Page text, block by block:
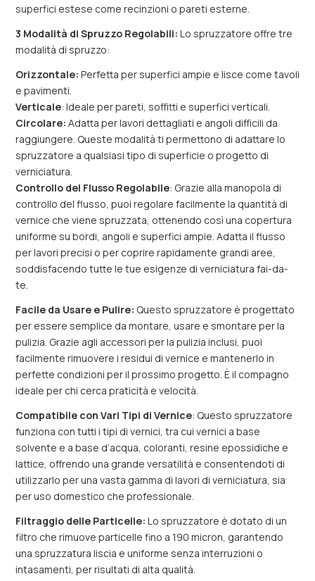
superfici estese come recinzioni o pareti esterne.
3 Modalità di Spruzzo Regolabili: Lo spruzzatore offre tre
modalità di spruzzo:
Orizzontale: Perfetta per superfici ampie e lisce come tavoli
e pavimenti.
Verticale: Ideale per pareti, soffitti e superfici verticali.
Circolare: Adatta per lavori dettagliati e angoli difficili da
raggiungere. Queste modalità ti permettono di adattare lo
spruzzatore a qualsiasi tipo di superficie o progetto di
verniciatura.
Controllo del Flusso Regolabile: Grazie alla manopola di
controllo del flusso, puoi regolare facilmente la quantità di
vernice che viene spruzzata, ottenendo così una copertura
uniforme su bordi, angoli e superfici ampie. Adatta il flusso
per lavori precisi o per coprire rapidamente grandi aree,
soddisfacendo tutte le tue esigenze di verniciatura fai-da-
te.
Facile da Usare e Pulire: Questo spruzzatore è progettato
per essere semplice da montare, usare e smontare per la
pulizia. Grazie agli accessori per la pulizia inclusi, puoi
facilmente rimuovere i residui di vernice e mantenerlo in
perfette condizioni per il prossimo progetto. È il compagno
ideale per chi cerca praticità e velocità.
Compatibile con Vari Tipi di Vernice: Questo spruzzatore
funziona con tutti i tipi di vernici, tra cui vernici a base
solvente e a base d’acqua, coloranti, resine epossidiche e
lattice, offrendo una grande versatilità e consentendoti di
utilizzarlo per una vasta gamma di lavori di verniciatura, sia
per uso domestico che professionale.
Filtraggio delle Particelle: Lo spruzzatore è dotato di un
filtro che rimuove particelle fino a 190 micron, garantendo
una spruzzatura liscia e uniforme senza interruzioni o
intasamenti, per risultati di alta qualità.